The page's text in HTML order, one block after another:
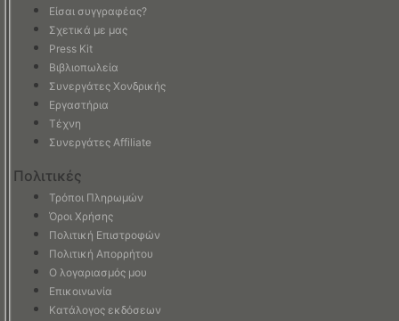
Είσαι συγγραφέας?
Σχετικά με μας
Press Kit
Βιβλιοπωλεία
Συνεργάτες Χονδρικής
Εργαστήρια
Τέχνη
Συνεργάτες Affiliate
Πολιτικές
Τρόποι Πληρωμών
Όροι Χρήσης
Πολιτική Επιστροφών
Πολιτική Απορρήτου
Ο λογαριασμός μου
Επικοινωνία
Κατάλογος εκδόσεων